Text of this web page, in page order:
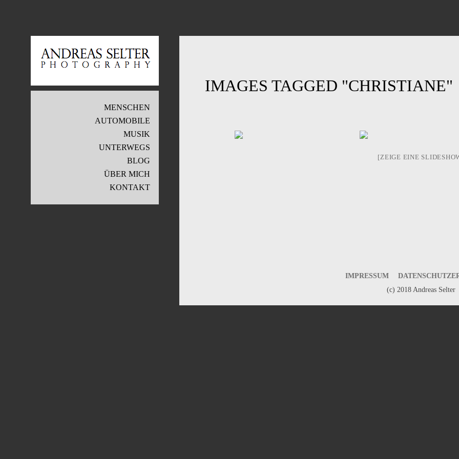
MENSCHEN
AUTOMOBILE
MUSIK
UNTERWEGS
BLOG
ÜBER MICH
KONTAKT
IMAGES TAGGED "CHRISTIANE"
[ZEIGE EINE
IMPRESSUM
(c) 2018 Andreas Selter